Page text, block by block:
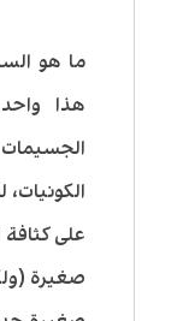
ما هو
هذا
على
صغيرة